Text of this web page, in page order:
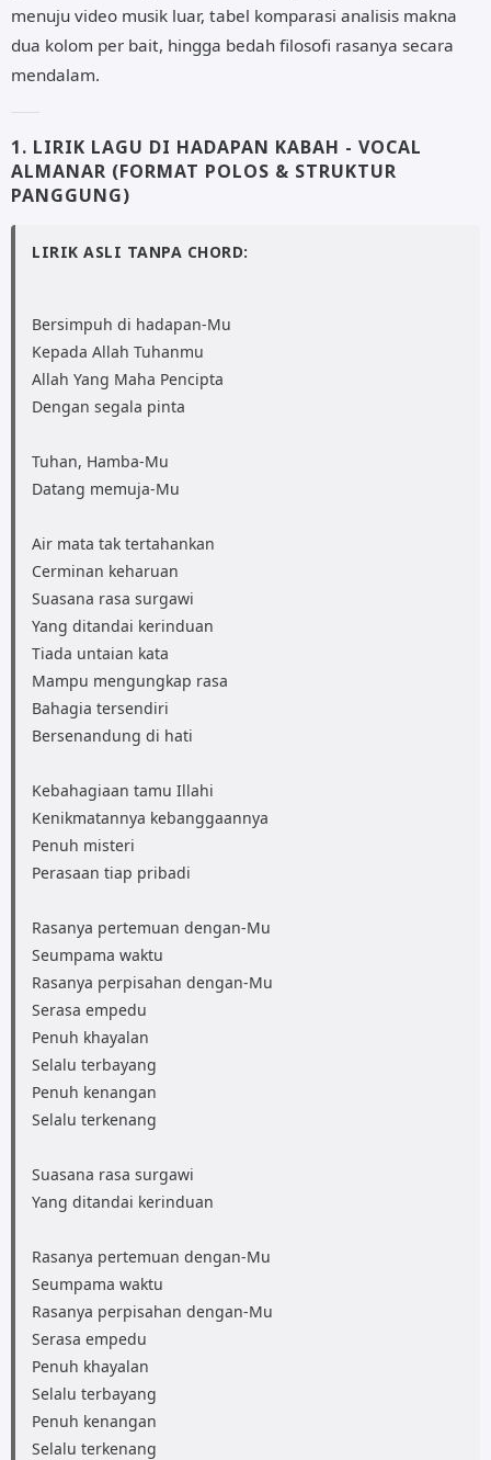
menuju video musik luar, tabel komparasi analisis makna
dua kolom per bait, hingga bedah filosofi rasanya secara
mendalam.
1. LIRIK LAGU DI HADAPAN KABAH - VOCAL
ALMANAR (FORMAT POLOS & STRUKTUR
PANGGUNG)
LIRIK ASLI TANPA CHORD:
Bersimpuh di hadapan-Mu
Kepada Allah Tuhanmu
Allah Yang Maha Pencipta
Dengan segala pinta
Tuhan, Hamba-Mu
Datang memuja-Mu
Air mata tak tertahankan
Cerminan keharuan
Suasana rasa surgawi
Yang ditandai kerinduan
Tiada untaian kata
Mampu mengungkap rasa
Bahagia tersendiri
Bersenandung di hati
Kebahagiaan tamu Illahi
Kenikmatannya kebanggaannya
Penuh misteri
Perasaan tiap pribadi
Rasanya pertemuan dengan-Mu
Seumpama waktu
Rasanya perpisahan dengan-Mu
Serasa empedu
Penuh khayalan
Selalu terbayang
Penuh kenangan
Selalu terkenang
Suasana rasa surgawi
Yang ditandai kerinduan
Rasanya pertemuan dengan-Mu
Seumpama waktu
Rasanya perpisahan dengan-Mu
Serasa empedu
Penuh khayalan
Selalu terbayang
Penuh kenangan